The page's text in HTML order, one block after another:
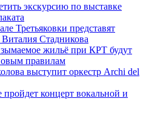
экскурсию по выставке
Третьяковки представят
Стадникова
жильё при КРТ будут
правилам
выступит оркестр Archi del
пройдет концерт вокальной и